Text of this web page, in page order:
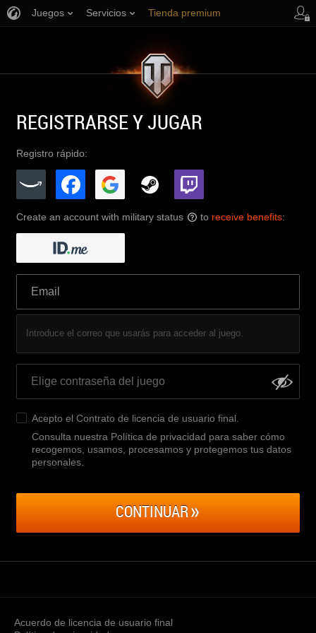
Juegos Servicios Tienda premium
REGISTRARSE Y JUGAR
Registro rápido:
Create an account with military status ? to receive benefits:
Introduce el correo que usarás para acceder al juego.
Acepto el Contrato de licencia de usuario final
Consulta nuestra Política de privacidad para saber cómo
recogemos, usamos, procesamos y protegemos tus datos
personales
CONTINUAR
Acuerdo de licencia de usuario final